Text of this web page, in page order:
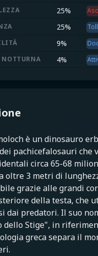
25%
25%
9%
4%
è un dinosauro
pachicefalosauri che
circa 65-68
oltre 3 metri di
grazie alle grandi
della testa, che
dai predatori. Il suo
dello Stige", in
greca separa il